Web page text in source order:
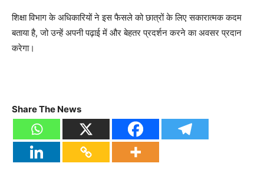
शिक्षा विभाग के अधिकारियों ने इस फैसले को छात्रों के लिए सकारात्मक कदम
बताया है, जो उन्हें अपनी पढ़ाई में और बेहतर प्रदर्शन करने का अवसर प्रदान
करेगा।
Share The News